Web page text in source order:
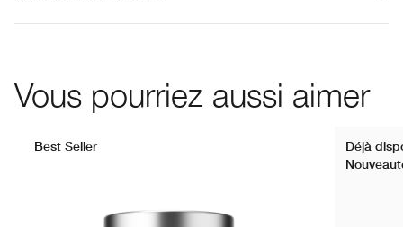
Vous pourriez aussi aimer
Best Seller
Déjà